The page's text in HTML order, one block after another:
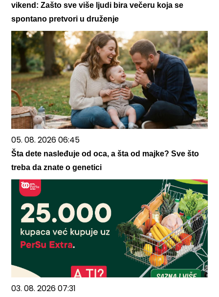
vikend: Zašto sve više ljudi bira večeru koja se
spontano pretvori u druženje
05. 08. 2026 06:45
Šta dete nasleđuje od oca, a šta od majke? Sve što
treba da znate o genetici
03. 08. 2026 07:31